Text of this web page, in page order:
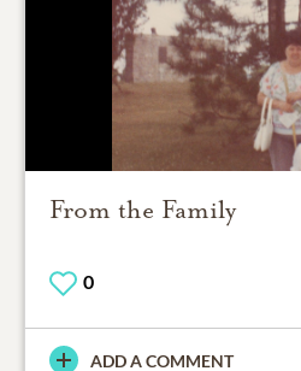
From the Family
0
ADD A COMMENT